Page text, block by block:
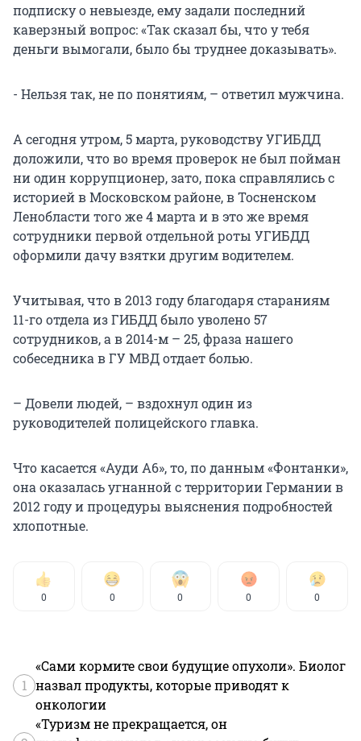
подписку о невыезде, ему задали последний
каверзный вопрос: «Так сказал бы, что у тебя
деньги вымогали, было бы труднее доказывать».
- Нельзя так, не по понятиям, – ответил мужчина.
А сегодня утром, 5 марта, руководству УГИБДД
доложили, что во время проверок не был пойман
ни один коррупционер, зато, пока справлялись с
историей в Московском районе, в Тосненском
Ленобласти того же 4 марта и в это же время
сотрудники первой отдельной роты УГИБДД
оформили дачу взятки другим водителем.
Учитывая, что в 2013 году благодаря стараниям
11-го отдела из ГИБДД было уволено 57
сотрудников, а в 2014-м – 25, фраза нашего
собеседника в ГУ МВД отдает болью.
– Довели людей, – вздохнул один из
руководителей полицейского главка.
Что касается «Ауди А6», то, по данным «Фонтанки»,
она оказалась угнанной с территории Германии в
2012 году и процедуры выяснения подробностей
хлопотные.
0 0 0 0 0
1
«Сами кормите свои будущие опухоли». Биолог
назвал продукты, которые приводят к
онкологии
«Туризм не прекращается, он